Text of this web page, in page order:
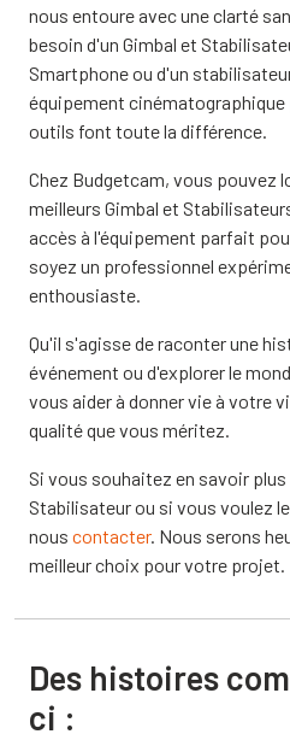
nous entoure avec une clarté
besoin d'un Gimbal et
Smartphone ou d'un
équipement
outils font toute la différence.
Chez Budgetcam, vous pouvez
meilleurs Gimbal et
accès à l'équipement parfait
soyez un professionnel
enthousiaste.
Qu'il s'agisse de raconter une
événement ou d'explorer le
vous aider à donner vie à votre
qualité que vous méritez.
Si vous souhaitez en savoir plus
Stabilisateur ou si vous voulez
nous contacter. Nous serons
meilleur choix pour votre projet.
Des histoires
ci :